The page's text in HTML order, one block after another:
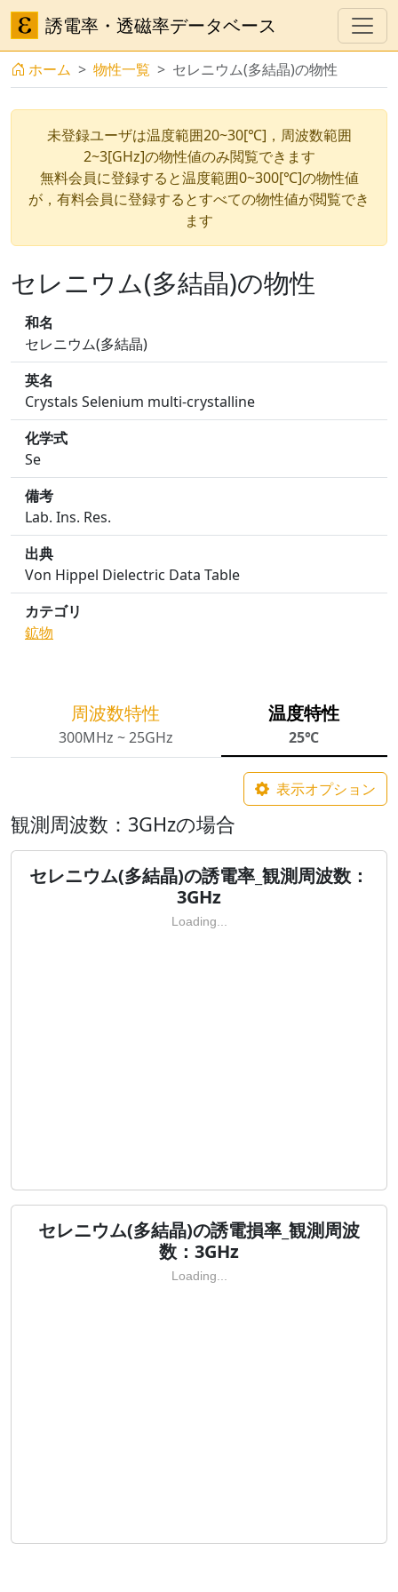
誘電率・透磁率データベース
ホーム 物性一覧 セレニウム(多結晶)の物性
未登録ユーザは温度範囲20~30[℃]，周波数範囲
2~3[GHz]の物性値のみ閲覧できます
無料会員に登録すると温度範囲0~300[℃]の物性値
が，有料会員に登録するとすべての物性値が閲覧でき
ます
セレニウム(多結晶)の物性
和名
セレニウム(多結晶)
英名
Crystals Selenium multi-crystalline
化学式
Se
備考
Lab. Ins. Res.
出典
Von Hippel Dielectric Data Table
カテゴリ
鉱物
周波数特性
300MHz ~ 25GHz
温度特性
25℃
表示オプション
観測周波数：3GHzの場合
セレニウム(多結晶)の誘電率_観測周波数：
3GHz
Loading...
セレニウム(多結晶)の誘電損率_観測周波
数：3GHz
Loading...